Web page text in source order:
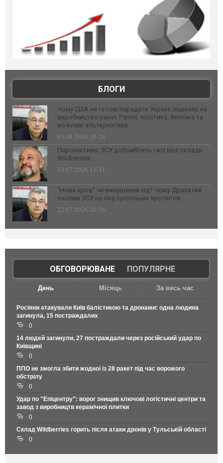
БЛОГИ
Чому США не готові передати Україні ліцензію на
виробництво ракет Patriot: політика, безпека та
можливі альтернативи
03.08.2026 20:24
Перспектива: ЗСУ добомблять і всі інші склади
Wildberries
23.07.2026 11:31
“Нова кров” чи вимушений хід? Чому Драпатий
очолив ЗСУ на піку суспільних протестів
22.07.2026 20:36
ОБГОВОРЮВАНЕ| ПОПУЛЯРНЕ
День Місяць За весь час
Росіяни атакували Київ балістикою та дронами: одна людина
загинула, 15 постраждалих
0
14 людей загинули, 27 постраждали через російський удар по
Київщині
0
ППО не змогла збити жодної із 28 ракет під час ворожого
обстрілу
0
Удар по "Епіцентру": ворог знищив ключові логістичні центри та
завод з виробництв керамічної плитки
0
Склад Wildberries горить після атаки дронів у Тульській області
0